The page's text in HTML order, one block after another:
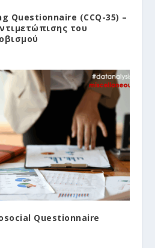
Questionnaire (CCQ-35) –
του
Questionnaire